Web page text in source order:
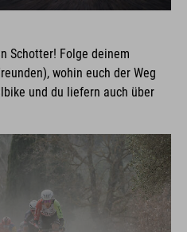
Schotter! Folge deinem
wohin euch der Weg
und du liefern auch über